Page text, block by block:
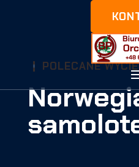
POLECANE